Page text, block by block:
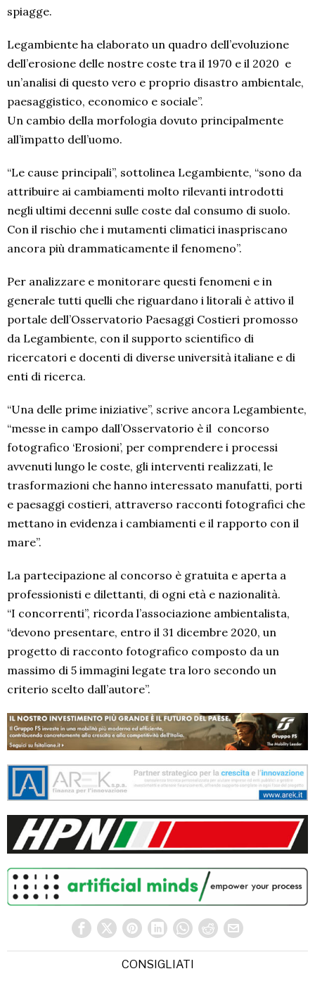
spiagge.
Legambiente ha elaborato un quadro dell’evoluzione
dell’erosione delle nostre coste tra il 1970 e il 2020 e
un’analisi di questo vero e proprio disastro ambientale,
paesaggistico, economico e sociale”.
Un cambio della morfologia dovuto principalmente
all’impatto dell’uomo.
“Le cause principali”, sottolinea Legambiente, “sono da
attribuire ai cambiamenti molto rilevanti introdotti
negli ultimi decenni sulle coste dal consumo di suolo.
Con il rischio che i mutamenti climatici inaspriscano
ancora più drammaticamente il fenomeno”.
Per analizzare e monitorare questi fenomeni e in
generale tutti quelli che riguardano i litorali è attivo il
portale dell’Osservatorio Paesaggi Costieri promosso
da Legambiente, con il supporto scientifico di
ricercatori e docenti di diverse università italiane e di
enti di ricerca.
“Una delle prime iniziative”, scrive ancora Legambiente,
“messe in campo dall’Osservatorio è il concorso
fotografico ‘Erosioni’, per comprendere i processi
avvenuti lungo le coste, gli interventi realizzati, le
trasformazioni che hanno interessato manufatti, porti
e paesaggi costieri, attraverso racconti fotografici che
mettano in evidenza i cambiamenti e il rapporto con il
mare”.
La partecipazione al concorso è gratuita e aperta a
professionisti e dilettanti, di ogni età e nazionalità.
“I concorrenti”, ricorda l’associazione ambientalista,
“devono presentare, entro il 31 dicembre 2020, un
progetto di racconto fotografico composto da un
massimo di 5 immagini legate tra loro secondo un
criterio scelto dall’autore”.
CONSIGLIATI